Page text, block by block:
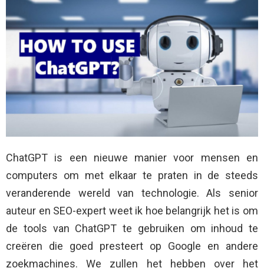
ChatGPT is een nieuwe manier voor mensen en
computers om met elkaar te praten in de steeds
veranderende wereld van technologie. Als senior
auteur en SEO-expert weet ik hoe belangrijk het is om
de tools van ChatGPT te gebruiken om inhoud te
creëren die goed presteert op Google en andere
zoekmachines. We zullen het hebben over het